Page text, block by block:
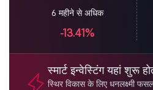
6 महीने से अधिक
-13.41%
स्मार्ट इन्वेस्टिंग यहां शुरू
स्थिर विकास के लिए धनलक्ष्मी